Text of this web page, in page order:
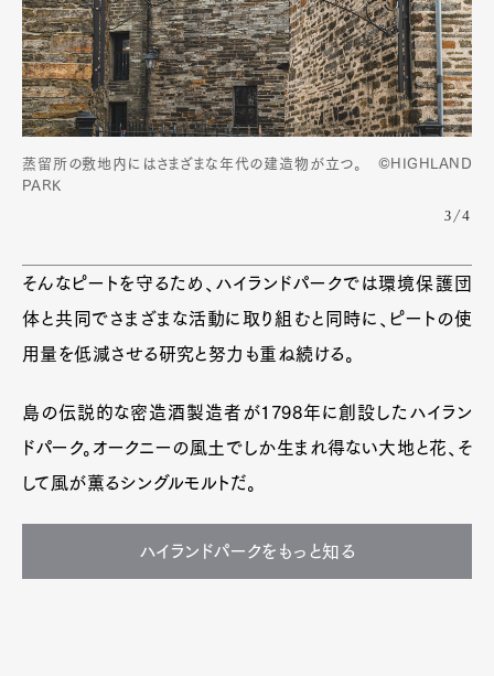
蒸留所の敷地内にはさまざまな年代の建造物が立つ。 ©HIGHLAND
PARK
3/4
そんなピートを守るため、ハイランドパークでは環境保護団
体と共同でさまざまな活動に取り組むと同時に、ピートの使
用量を低減させる研究と努力も重ね続ける。
島の伝説的な密造酒製造者が1798年に創設したハイラン
ドパーク。オークニーの風土でしか生まれ得ない大地と花、そ
して風が薫るシングルモルトだ。
ハイランドパークをもっと知る